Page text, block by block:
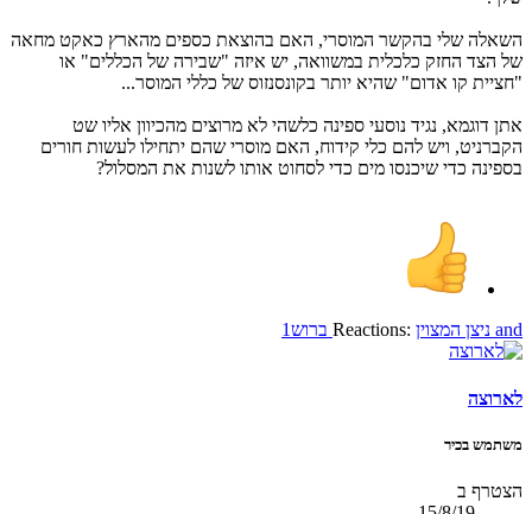
השאלה שלי בהקשר המוסרי, האם בהוצאת כספים מהארץ כאקט מחאה
של הצד החזק כלכלית במשוואה, יש איזה "שבירה של הכללים" או
"חציית קו אדום" שהיא יותר בקונסנזוס של כללי המוסר...
אתן דוגמא, נגיד נוסעי ספינה כלשהי לא מרוצים מהכיוון אליו שט
הקברניט, ויש להם כלי קידוח, האם מוסרי שהם יתחילו לעשות חורים
בספינה כדי שיכנסו מים כדי לסחוט אותו לשנות את המסלול?
Reactions: ניצן המצוין and ברוש1
לארוצה
משתמש בכיר
הצטרף ב